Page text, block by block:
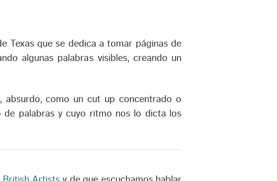
Texas que se dedica a tomar páginas de
algunas palabras visibles, creando un
absurdo, como un cut up concentrado o
de palabras y cuyo ritmo nos lo dicta los